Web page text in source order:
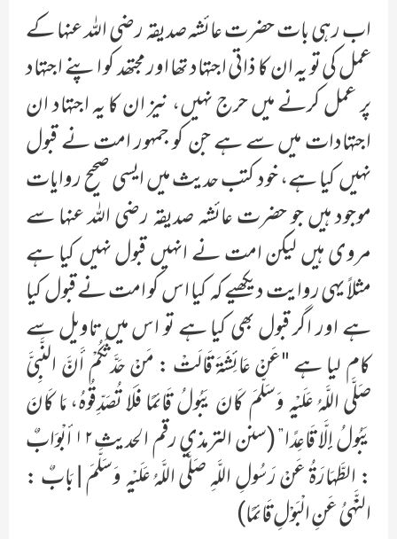
اب رہی بات حضرت عائشہ صدیقہ رضی اللہ عنہا کے
عمل کی تو یہ ان کا ذاتی اجتہاد تھا اور مجتھد کو اپنے اجتہاد
پر عمل کرنے میں حرج نہیں، نیز ان کا یہ اجتہاد ان
اجتہادات میں سے ہے جن کو جمہور امت نے قبول
نہیں کیا ہے، خود کتب حدیث میں ایسی صحیح روایات
موجود ہیں جو حضرت عائشہ صدیقہ رضی اللہ عنہا سے
مروی ہیں لیکن امت نے انہیں قبول نہیں کیا ہے
مثلاً یہی روایت دیکھیے کہ کیا اس کو امت نے قبول کیا
ہے اور اگر قبول بھی کیا ہے تو اس میں تاویل سے
کام لیا ہے "عَنْ عَائِشَةَ قَالَتْ : مَنْ حَدَّثَكُمْ أَنَّ النَّبِيَّ
صَلَّى اللَّهُ عَلَيْهِ وَسَلَّمَ كَانَ يَبُولُ قَائِمًا فَلَا تُصَدِّقُوهُ، مَا كَانَ
يَبُولُ إِلَّا قَاعِدًا” (سنن الترمذي رقم الحديث١٢ أبْوَابٌ
: الطَّهَارَةُ عَنْ رَسُولِ اللَّهِ صَلَّى اللَّهُ عَلَيْهِ وَسَلَّمَ | بَابٌ :
النَّهْيُ عَنِ الْبَوْلِ قَائِمًا)